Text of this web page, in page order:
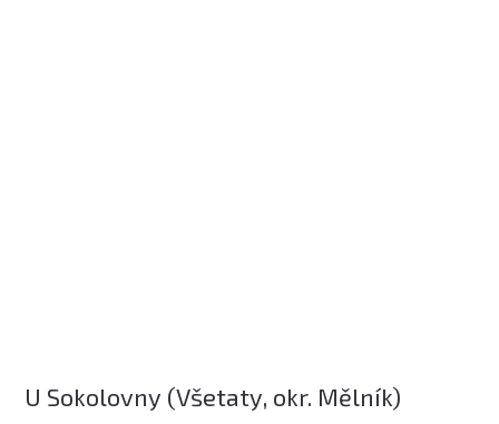
U Sokolovny (Všetaty, okr. Mělník)